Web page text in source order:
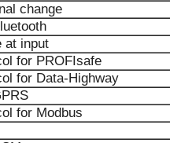
change
at input
for PROFIsafe
for Data-Highway
for Modbus